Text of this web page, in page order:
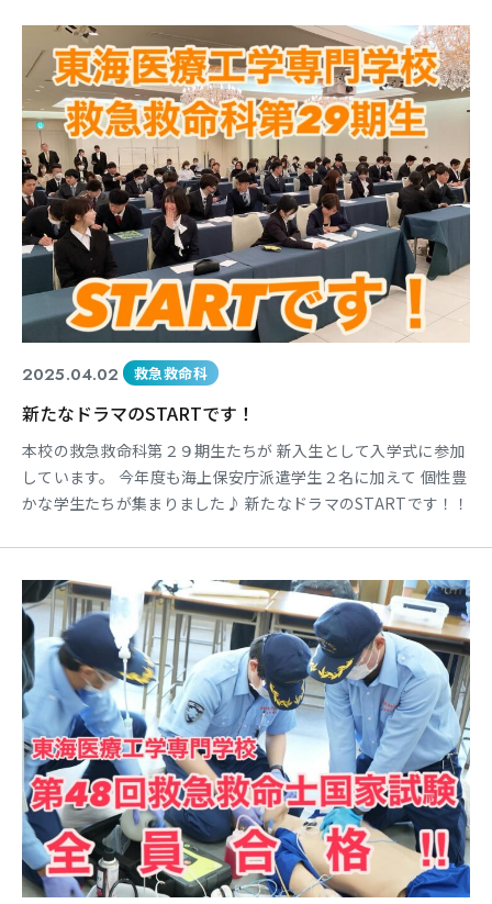
2025.04.02 救急救命科
新たなドラマのSTARTです！
本校の救急救命科第２９期生たちが 新入生として入学式に参加
しています。 今年度も海上保安庁派遣学生２名に加えて 個性豊
かな学生たちが集まりました♪ 新たなドラマのSTARTです！！